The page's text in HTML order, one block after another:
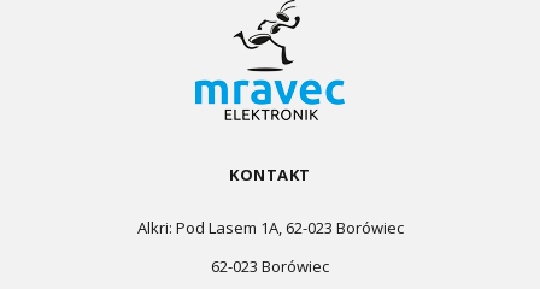
KONTAKT
Alkri: Pod Lasem 1A, 62-023 Borówiec
62-023 Borówiec